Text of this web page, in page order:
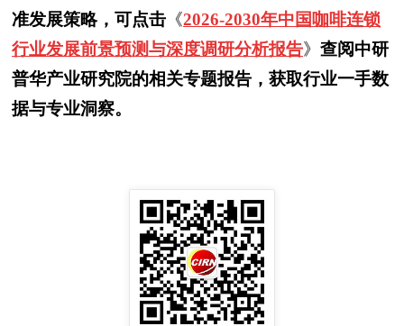
准发展策略，可点击 《2026-2030年中国咖啡连锁
行业发展前景预测与深度调研分析报告》 查阅中研
普华产业研究院的相关专题报告，获取行业一手数
据与专业洞察。